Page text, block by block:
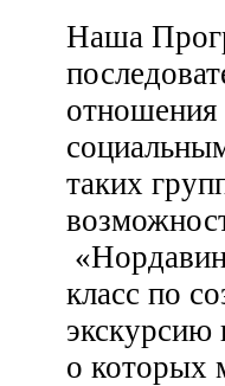
Наша
таких
класс по
о которых